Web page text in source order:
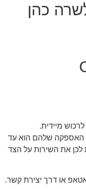
כהן
מיידית.
האספקה שלהם הוא עד
לכן את השירות על הצד
או דרך יצירת קשר.